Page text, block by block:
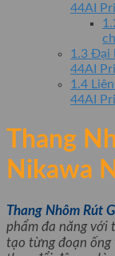
44AI
1.3 Đại
44AI
1.4
44AI
Thang
Nikawa
Thang Nhôm Rút
phẩm đa năng với
tạo từng đoạn